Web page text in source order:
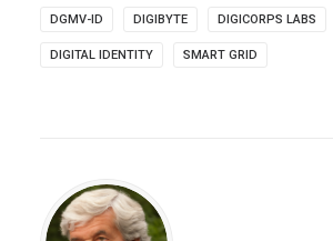
DGMV-ID DIGIBYTE DIGICORPS LABS
DIGITAL IDENTITY SMART GRID